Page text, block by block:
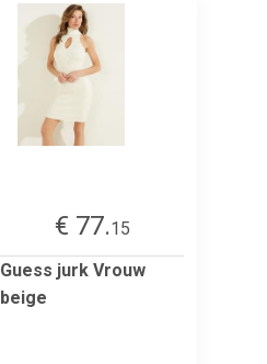
€ 77.15
Guess jurk Vrouw
beige